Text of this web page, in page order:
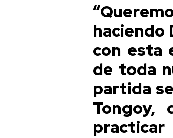
haciendo
con esta
de toda
partida
Tongoy,